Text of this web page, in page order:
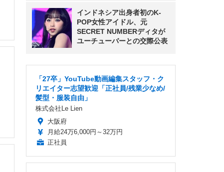
インドネシア出身者初のK-
POP女性アイドル、元
SECRET NUMBERディタが
ユーチューバーとの交際公表
「27卒」YouTube動画編集スタッフ・ク
リエイター志望歓迎「正社員/残業少なめ/
髪型・服装自由」
株式会社Le Lien
大阪府
月給24万6,000円～32万円
正社員